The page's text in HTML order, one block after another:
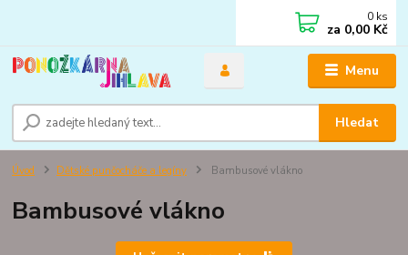
Menu
Hledat
0 ks
za 0,00 Kč
Úvod Dětské punčocháče a legíny Bambusové vlákno
Bambusové vlákno